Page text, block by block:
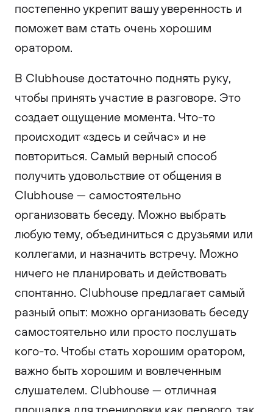
постепенно укрепит вашу уверенность и
поможет вам стать очень хорошим
оратором.
В Clubhouse достаточно поднять руку,
чтобы принять участие в разговоре. Это
создает ощущение момента. Что-то
происходит «здесь и сейчас» и не
повториться. Самый верный способ
получить удовольствие от общения в
Clubhouse — самостоятельно
организовать беседу. Можно выбрать
любую тему, объединиться с друзьями или
коллегами, и назначить встречу. Можно
ничего не планировать и действовать
спонтанно. Clubhouse предлагает самый
разный опыт: можно организовать беседу
самостоятельно или просто послушать
кого-то. Чтобы стать хорошим оратором,
важно быть хорошим и вовлеченным
слушателем. Clubhouse — отличная